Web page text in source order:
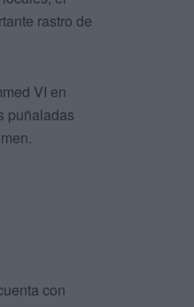
rastro de
VI en
puñaladas
con